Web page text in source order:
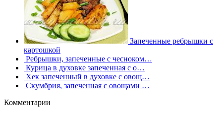
Запеченные ребрышки с
картошкой
Ребрышки, запеченные с чесноком…
Курица в духовке запеченная с о…
Хек запеченный в духовке с овощ…
Скумбрия, запеченная с овощами …
Комментарии